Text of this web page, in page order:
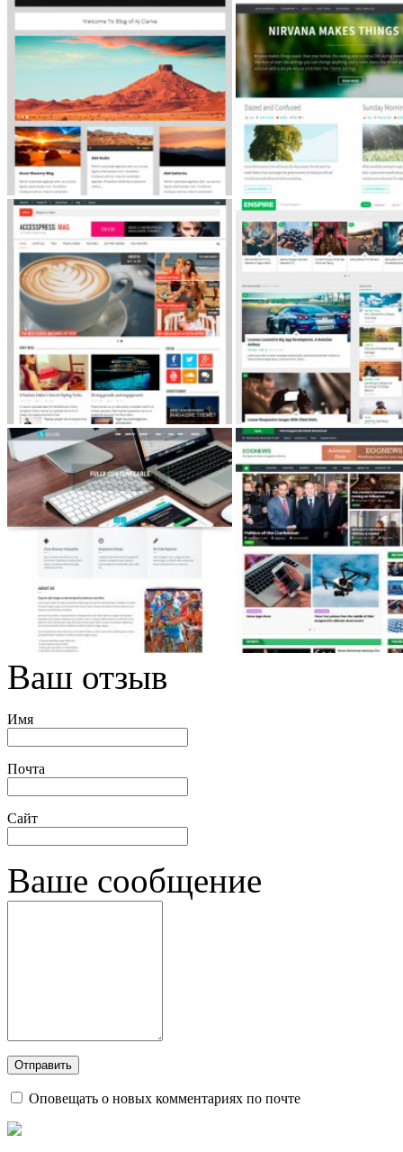
Ваш отзыв
Имя
Почта
Сайт
Ваше сообщение
Оповещать о новых комментариях по почте